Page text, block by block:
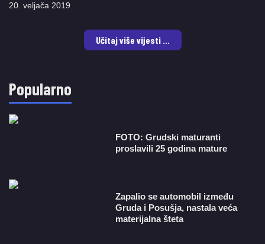
20. veljača 2019
Učitaj više vijesti ...
Popularno
FOTO: Grudski maturanti
proslavili 25 godina mature
Zapalio se automobil između
Gruda i Posušja, nastala veća
materijalna šteta